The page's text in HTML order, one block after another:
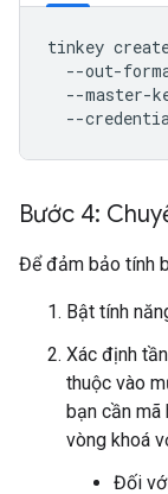
tinkey
--out-
--master-
--
Bước 4:
Để đảm bảo tính
Bật tính
Xác định
thuộc vào
bạn cần mã
vòng khoá
Đối